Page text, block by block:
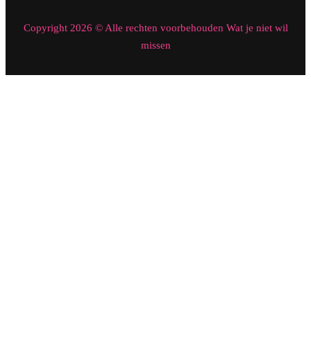
Copyright 2026 © Alle rechten voorbehouden Wat je niet wil
missen